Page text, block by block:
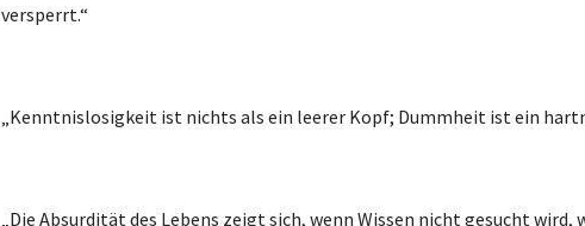
versperrt.“
„Kenntnislosigkeit ist nichts als ein leerer Kopf; Dummheit ist ein
„Die Absurdität des Lebens zeigt sich, wenn Wissen nicht gesucht wird,